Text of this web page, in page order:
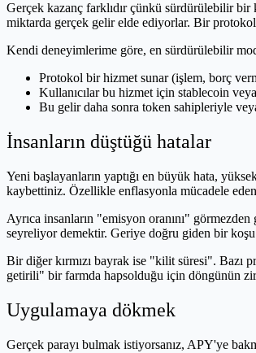
Gerçek kazanç farklıdır çünkü sürdürülebilir
miktarda gerçek gelir elde ediyorlar. Bir protokol,
Kendi deneyimlerime göre, en sürdürülebilir
Protokol bir hizmet sunar (işlem, borç
Kullanıcılar bu hizmet için stablecoin
Bu gelir daha sonra token sahipleriyle
İnsanların düştüğü hatalar
Yeni başlayanların yaptığı en büyük hata,
kaybettiniz. Özellikle enflasyonla mücadele
Ayrıca insanların "emisyon oranını"
seyreliyor demektir. Geriye doğru giden bir
Bir diğer kırmızı bayrak ise "kilit süresi". Bazı
getirili" bir farmda hapsolduğu için döngünün
Uygulamaya dökmek
Gerçek parayı bulmak istiyorsanız, APY'ye